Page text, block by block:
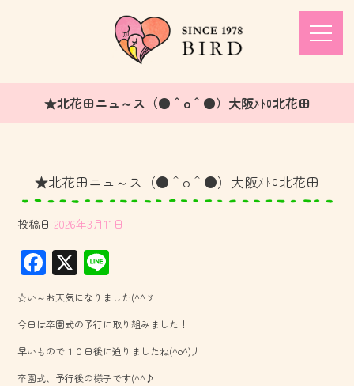
★北花田ニュ～ス（●＾o＾●）大阪ﾒﾄﾛ北花田
★北花田ニュ～ス（●＾o＾●）大阪ﾒﾄﾛ北花田
投稿日 2026年3月11日
F
ac
e
b
o
X
ne
☆い～お天気になりました(^^ゞ
今日は卒園式の予行に取り組みました！
早いもので１０日後に迫りましたね(^o^)丿
卒園式、予行後の様子です(^^♪